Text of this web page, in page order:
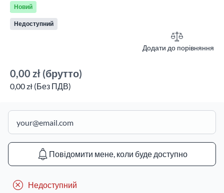
Новий
Недоступний
Додати до порівняння
0,00 zł (брутто)
0,00 zł (Без ПДВ)
Повідомити мене, коли буде доступно
Недоступний